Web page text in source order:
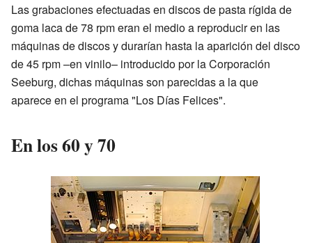
Las grabaciones efectuadas en discos de pasta rígida de
goma laca de 78 rpm eran el medio a reproducir en las
máquinas de discos y durarían hasta la aparición del disco
de 45 rpm –en vinilo– introducido por la Corporación
Seeburg, dichas máquinas son parecidas a la que
aparece en el programa "Los Días Felices".
En los 60 y 70